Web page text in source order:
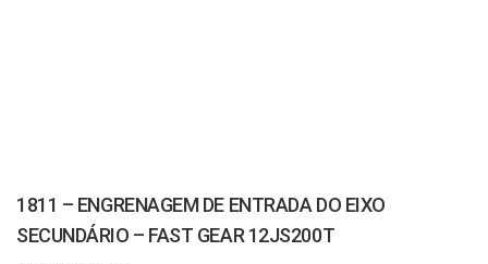
1811 – ENGRENAGEM DE ENTRADA DO EIXO
SECUNDÁRIO – FAST GEAR 12JS200T